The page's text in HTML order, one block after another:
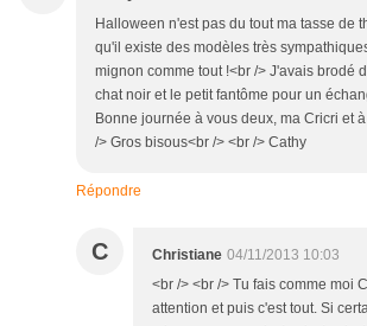
Halloween n'est pas du tout ma tasse de
qu'il existe des modèles très
mignon comme tout !<br /> J'avais brodé
chat noir et le petit fantôme pour un
Bonne journée à vous deux, ma Cricri et
/> Gros bisous<br /> <br /> Cathy
Répondre
C Christiane 04/11/2013 10:03
<br /> <br /> Tu fais comme moi
attention et puis c'est tout. Si